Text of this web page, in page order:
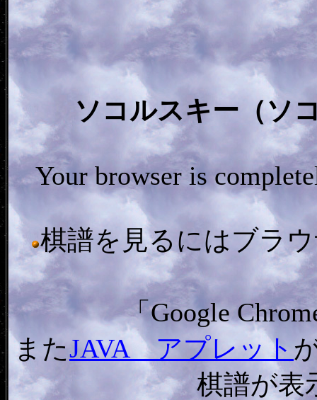
ソコルスキー（ソ
Your browser is
棋譜を見るにはブラ
「Google
またJAVA アプレット
棋譜が表